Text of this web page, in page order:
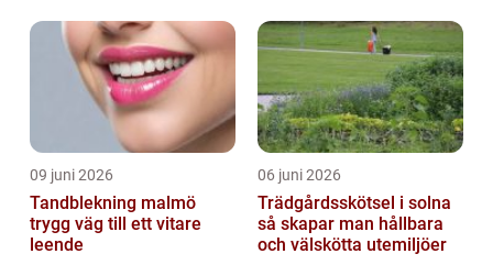
09 juni 2026
Tandblekning malmö
trygg väg till ett vitare
leende
06 juni 2026
Trädgårdsskötsel i solna
så skapar man hållbara
och välskötta utemiljöer